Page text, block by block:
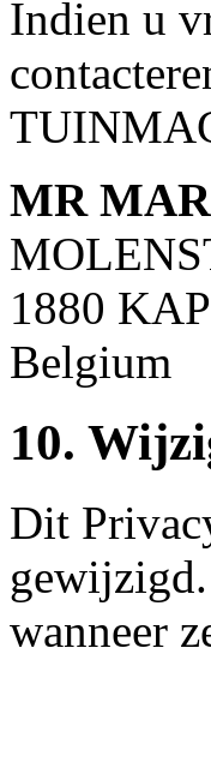
Indien u
MR
1880
Belgium
10.
Dit
wanneer